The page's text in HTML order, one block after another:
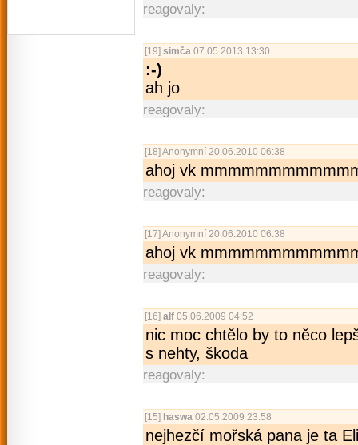
reagovaly:
[19] simča 07.05.2013 13:30
:-)
ah jo
reagovaly:
[18] Anonymní 20.06.2010 06:38
ahoj vk
reagovaly:
[17] Anonymní 20.06.2010 06:38
ahoj vk
reagovaly:
[16] alf 05.06.2009 04:52
nic moc chtělo by to něco
s nehty, škoda
reagovaly:
[15] haswa 02.05.2009 23:58
nejhezčí mořská pana je ta